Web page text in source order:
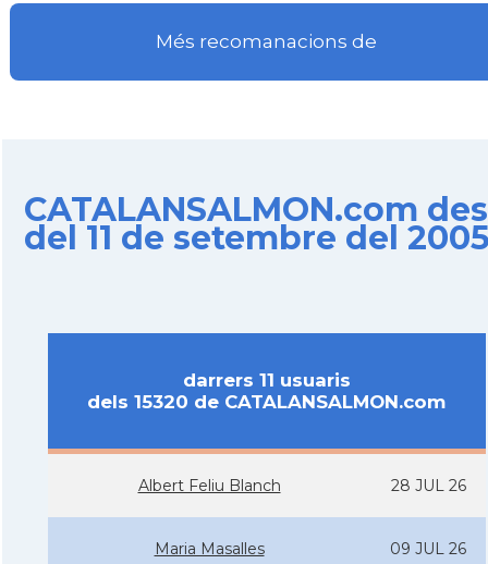
Més recomanacions de
CATALANSALMON.com des
del 11 de setembre del
darrers 11 usuaris
dels 15320 de CATALANSALMON.com
Albert Feliu Blanch 28 JUL 26
Maria Masalles 09 JUL 26